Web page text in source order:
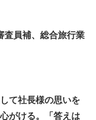
査員補、総合旅行業
て社長様の思いを
がける。「答えは